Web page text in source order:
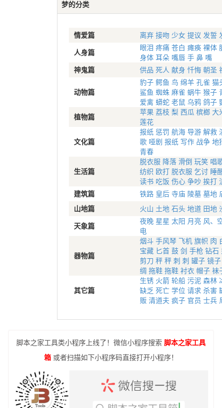
梦的分类
情爱篇 离弃 接吻 少女 提议 发誓
人身篇
眼泪 疼痛 苍白 瘫痪 裸体
身体 耳朵 嘴唇 手 鼻 嘴
神鬼篇
供品 死人 献身 忏悔 朝圣
动物篇
豹子 鳄鱼 鸟 绵羊 孔雀 猫
鲨鱼 蜘蛛 麻雀 蜗牛 猴子
爱禽 蟒蛇 老鼠 乌鸦 鸽子
植物篇
苹果 荔枝 梨 西瓜 槟榔 大
莲花
文化篇
报纸 惩罚 航海 导游 解救
歌 哑剧 报纸 写作 战争 地
青春
生活篇
脱衣服 降落 滑倒 玩笑 唱
纺织 欧打 脱衣服 乞讨 睡
读书 吃饭 伤心 争吵 挨打
建筑篇
铁路 皇后 寺庙 陵墓 墓地
山地篇
火山 土地 石头 地道 田地
天象篇
夜晚 星星 太阳 月亮 风、
电
器物篇
烟斗 手风琴 飞机 旗帜 肉
宝藏 匕首 鼓 剑 手枪 钻石
剪刀 秤 秤 刺 刺 罐子 镜子
绸 拖鞋 拖鞋 衬衣 帽子 袜
其它篇
生锈 火箭 轮船 污泥 森林
缺乏 死亡 学位 请求 杀害
贩 清道夫 疯子 官员 士兵
脚本之家工具类小程序上线了！微信小程序搜索 脚本之家工具
箱 或者扫描如下小程序码直接打开小程序！